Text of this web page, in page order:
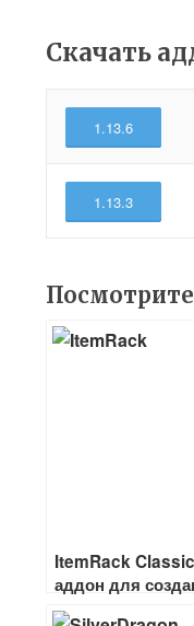
Скачать
1.13.6
1.13.3
ItemRack
аддон для
комплектов вещей